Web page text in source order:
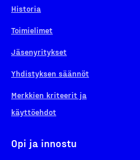
Historia
Toimielimet
Jäsenyritykset
Yhdistyksen säännöt
Merkkien kriteerit ja
käyttöehdot
Opi ja innostu